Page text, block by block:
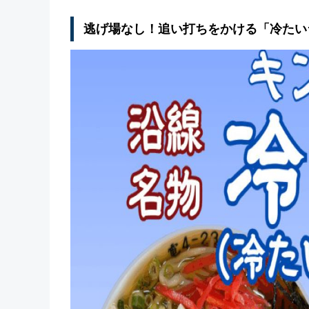
逃げ場なし！追い打ちをかける「冷た